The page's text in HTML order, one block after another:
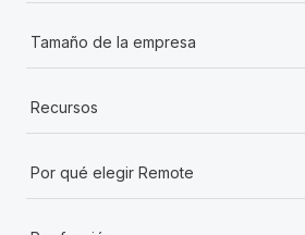
Tamaño de la empresa
Recursos
Por qué elegir Remote